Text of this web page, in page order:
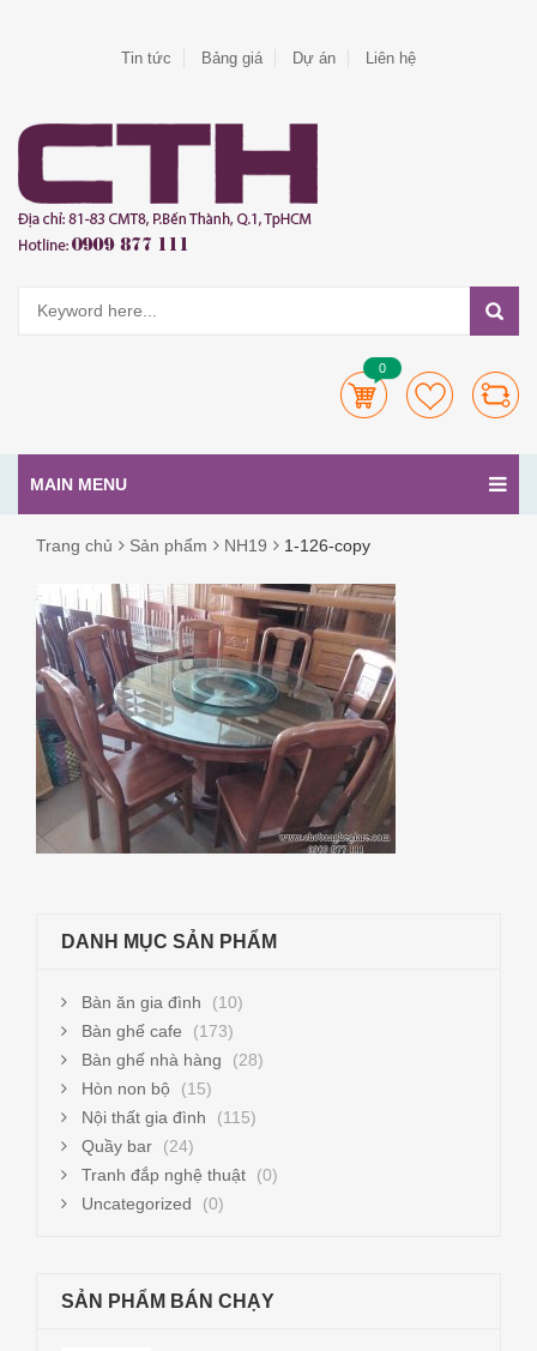
Tin tức Bảng giá Dự án Liên hệ
0
MAIN MENU
Trang chủ Sản phẩm NH19 1-126-copy
1-
126-
COPY
DANH MỤC SẢN PHẨM
Bàn ăn gia đình
(10)
Bàn ghế cafe
(173)
Bàn ghế nhà hàng
(28)
Hòn non bộ
(15)
Nội thất gia đình
(115)
Quầy bar
(24)
Tranh đắp nghệ thuật
(0)
Uncategorized
(0)
SẢN PHẨM BÁN CHẠY